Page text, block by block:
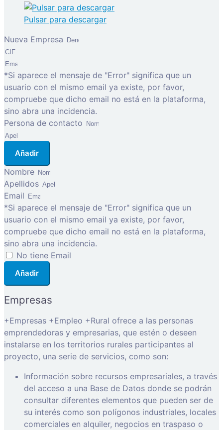
Pulsar para descargar
Nueva Empresa
*Si aparece el mensaje de "Error" significa que un
usuario con el mismo email ya existe, por favor,
compruebe que dicho email no está en la plataforma,
sino abra una incidencia.
Persona de contacto
Añadir
Nombre
Apellidos
Email
*Si aparece el mensaje de "Error" significa que un
usuario con el mismo email ya existe, por favor,
compruebe que dicho email no está en la plataforma,
sino abra una incidencia.
No tiene Email
Añadir
Empresas
+Empresas +Empleo +Rural ofrece a las personas
emprendedoras y empresarias, que estén o deseen
instalarse en los territorios rurales participantes al
proyecto, una serie de servicios, como son:
Información sobre recursos empresariales, a través
del acceso a una Base de Datos donde se podrán
consultar diferentes elementos que pueden ser de
su interés como son polígonos industriales, locales
comerciales en alquiler, negocios en traspaso o